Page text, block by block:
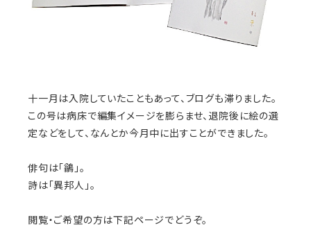
十一月は入院していたこともあって、ブログも滞りました。
この号は病床で編集イメージを膨らませ、退院後に絵の選
定などをして、なんとか今月中に出すことができました。
俳句は「鶲」。
詩は「異邦人」。
閲覧・ご希望の方は下記ページでどうぞ。